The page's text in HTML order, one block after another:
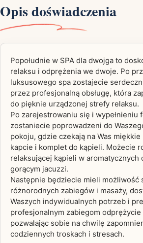
Opis doświadczenia
Popołudnie w SPA dla dwojga to
relaksu i odprężenia we dwoje. Po
luksusowego spa zostajecie
przez profesjonalną obsługę, która
do pięknie urządzonej strefy relaksu.
Po zarejestrowaniu się i wypełnieniu
zostaniecie poprowadzeni do
pokoju, gdzie czekają na Was
kapcie i komplet do kąpieli. Możecie
relaksującej kąpieli w aromatycznych
gorącym jacuzzi.
Następnie będziecie mieli możliwość
różnorodnych zabiegów i masaży,
Waszych indywidualnych potrzeb i
profesjonalnym zabiegom odprężycie
pozwalając sobie na chwilę
codziennych troskach i stresach.